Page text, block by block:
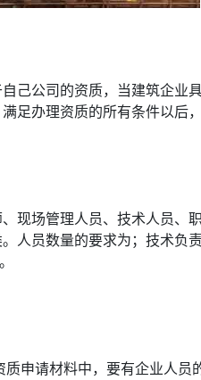
己公司的资质，当建筑企
足办理资质的所有条件以后
现场管理人员、技术人员
人员数量的要求为；技术
申请材料中，要有企业人